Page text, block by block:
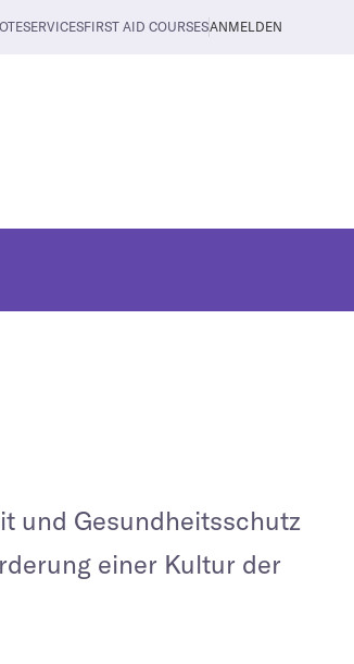
SERVICESFIRST AID COURSESANMELDEN
und Gesundheitsschutz
einer Kultur der